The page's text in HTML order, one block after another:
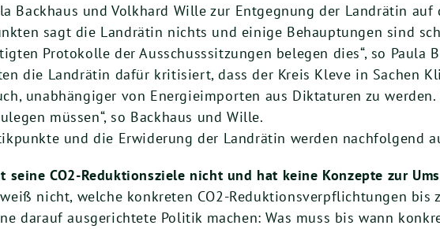
Backhaus und Volkhard Wille zur Entgegnung der Landrätin auf
sagt die Landrätin nichts und einige Behauptungen sind
Protokolle der Ausschusssitzungen belegen dies“, so Paula
die Landrätin dafür kritisiert, dass der Kreis Kleve in Sachen
unabhängiger von Energieimporten aus Diktaturen zu
müssen“, so Backhaus und Wille.
und die Erwiderung der Landrätin werden nachfolgend
seine CO2-Reduktionsziele nicht und hat keine Konzepte zur
nicht, welche konkreten CO2-Reduktionsverpflichtungen bis
darauf ausgerichtete Politik machen: Was muss bis wann